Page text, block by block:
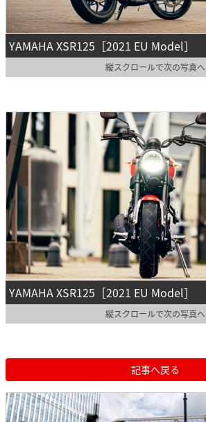
YAMAHA XSR125［2021 EU Model］
縦スクロールで次の写真へ
YAMAHA XSR125［2021 EU Model］
縦スクロールで次の写真へ
記事へ戻る